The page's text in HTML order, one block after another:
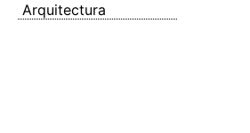
Arquitectura